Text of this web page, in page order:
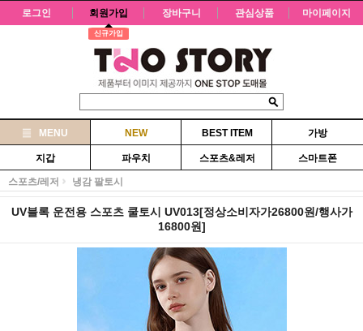
로그인 회원가입
신규가입
장바구니 관심상품 마이페이지
MENU NEW BEST ITEM 가방
지갑 파우치 스포츠&레저 스마트폰
스포츠/레저 냉감 팔토시
UV블록 운전용 스포츠 쿨토시 UV013[정상소비자가26800원/행사가
16800원]